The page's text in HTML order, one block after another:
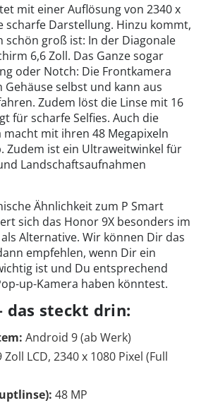
mit einer Auflösung von 2340 x
scharfe Darstellung. Hinzu kommt,
schön groß ist: In der Diagonale
6,6 Zoll. Das Ganze sogar
oder Notch: Die Frontkamera
Gehäuse selbst und kann aus
Zudem löst die Linse mit 16
für scharfe Selfies. Auch die
mit ihren 48 Megapixeln
Zudem ist ein Ultraweitwinkel für
Landschaftsaufnahmen
Ähnlichkeit zum P Smart
sich das Honor 9X besonders im
Alternative. Wir können Dir das
empfehlen, wenn Dir ein
ist und Du entsprechend
up-Kamera haben könntest.
das steckt drin:
Android 9 (ab Werk)
Zoll LCD, 2340 x 1080 Pixel (Full
48 MP